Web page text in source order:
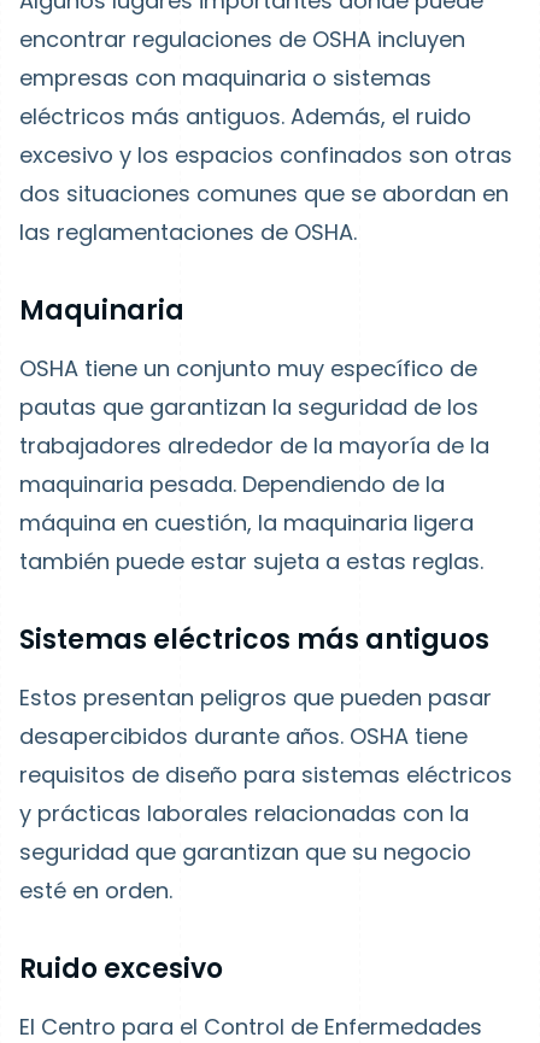
encontrar regulaciones de OSHA incluyen
empresas con maquinaria o sistemas
eléctricos más antiguos. Además, el ruido
excesivo y los espacios confinados son otras
dos situaciones comunes que se abordan en
las reglamentaciones de OSHA.
Maquinaria
OSHA tiene un conjunto muy específico de
pautas que garantizan la seguridad de los
trabajadores alrededor de la mayoría de la
maquinaria pesada. Dependiendo de la
máquina en cuestión, la maquinaria ligera
también puede estar sujeta a estas reglas.
Sistemas eléctricos más antiguos
Estos presentan peligros que pueden pasar
desapercibidos durante años. OSHA tiene
requisitos de diseño para sistemas eléctricos
y prácticas laborales relacionadas con la
seguridad que garantizan que su negocio
esté en orden.
Ruido excesivo
El Centro para el Control de Enfermedades